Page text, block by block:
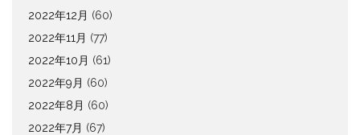
2022年12月 (60)
2022年11月 (77)
2022年10月 (61)
2022年9月 (60)
2022年8月 (60)
2022年7月 (67)